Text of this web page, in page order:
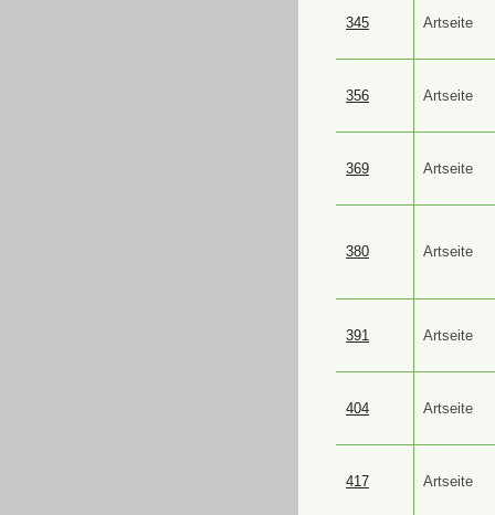
345 Artseite
356 Artseite
369 Artseite
380 Artseite
391 Artseite
404 Artseite
417 Artseite